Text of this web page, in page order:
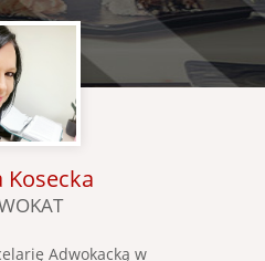
Kosecka
Adwokacką w